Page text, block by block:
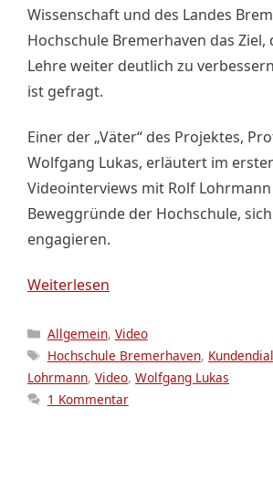
Wissenschaft und des Landes
Hochschule Bremerhaven das
Lehre weiter deutlich zu
ist gefragt.
Einer der „Väter“ des Projektes,
Wolfgang Lukas, erläutert im
Videointerviews mit Rolf
Beweggründe der Hochschule,
engagieren.
Weiterlesen
Kategorien
Allgemein, Video
Schlagwörter
Hochschule Bremerhaven,
Lohrmann, Video, Wolfgang Lukas
1 Kommentar